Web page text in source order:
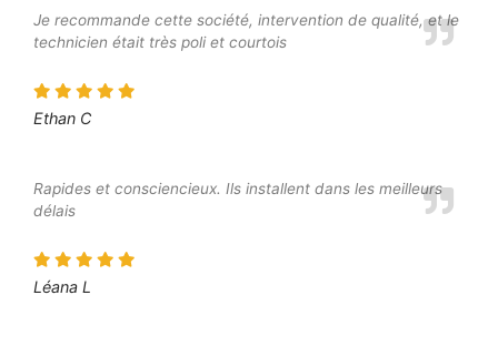
Je recommande cette société, intervention de qualité, et le
technicien était très poli et courtois
Ethan C
Rapides et consciencieux. Ils installent dans les meilleurs
délais
Léana L